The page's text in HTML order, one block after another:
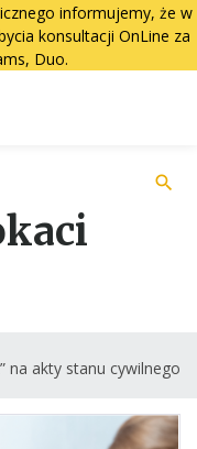
informujemy, że w
konsultacji OnLine za
Duo.
search
na akty stanu cywilnego